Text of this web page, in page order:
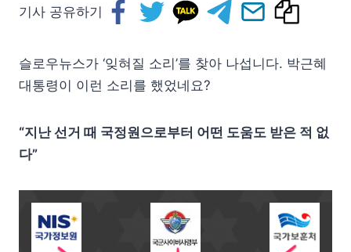
기사 공유하기
슬로우뉴스가 ‘잊혀질 소리’를 찾아 나섭니다. 박근혜
대통령이 이런 소리를 했었네요?
“지난 선거 때 국정원으로부터 어떤 도움도 받은 적 없
다”